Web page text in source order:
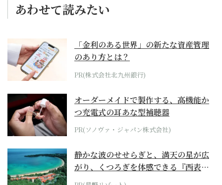
あわせて読みたい
「金利のある世界」の新たな資産管理
のあり方とは？
PR(株式会社北九州銀行)
オーダーメイドで製作する、高機能か
つ充電式の耳あな型補聴器
PR(ソノヴァ・ジャパン株式会社)
静かな波のせせらぎと、満天の星が広
がり、くつろぎを体感できる『西表島
ホテル by...